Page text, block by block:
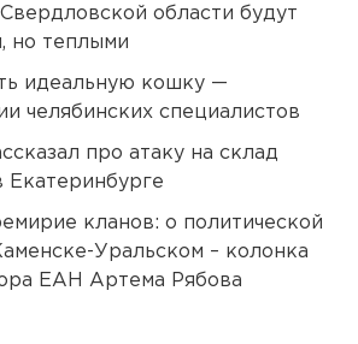
области будут
но теплыми
идеальную кошку —
челябинских специалистов
про атаку на склад
Екатеринбурге
кланов: о политической
Уральском – колонка
ЕАН Артема Рябова